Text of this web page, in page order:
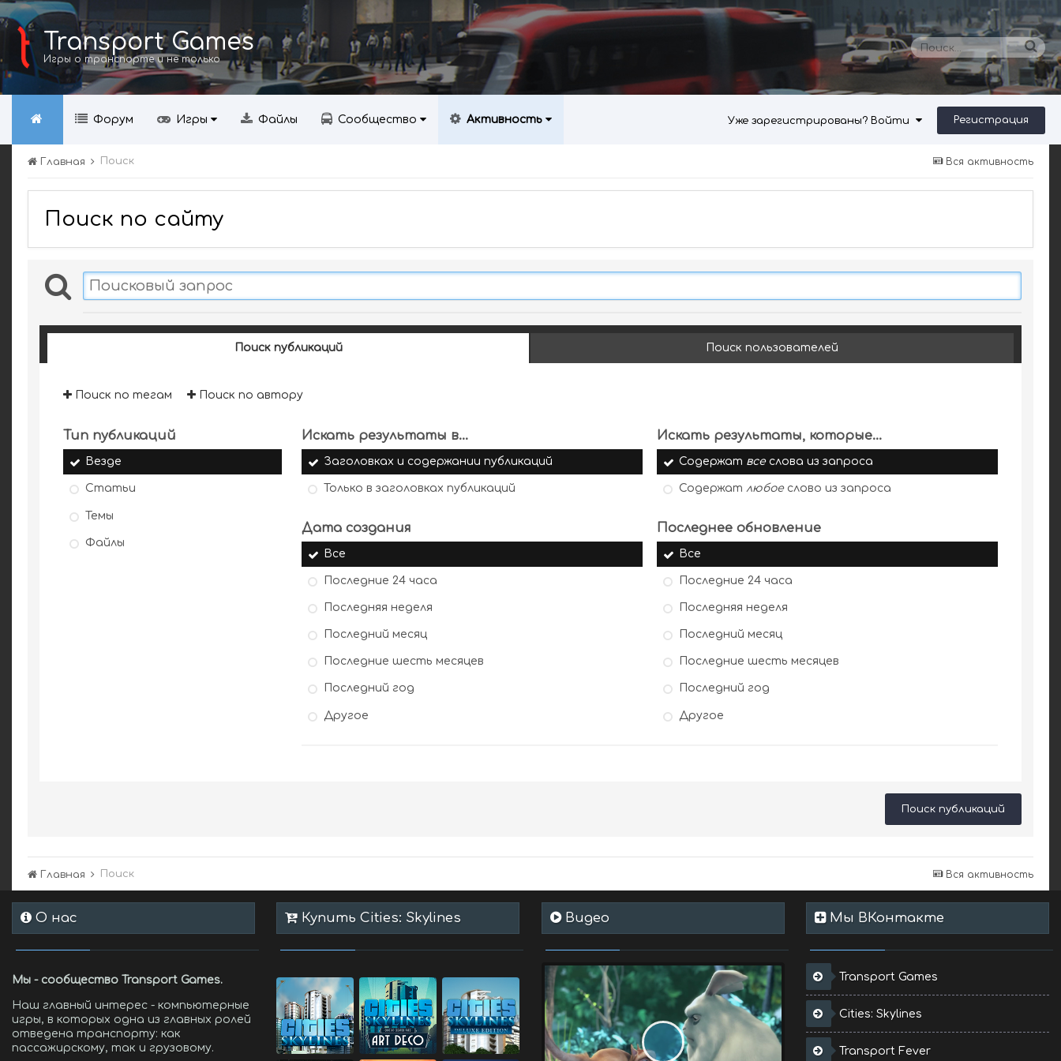
Transport Games
Игры о транспорте и не только
Уже зарегистрированы? Войти Регистрация
Форум Игры Файлы Сообщество Активность
Вся активность
Главная Поиск
Поиск по сайту
Поиск публикаций Поиск пользователей
Поиск по тегам Поиск по автору
Тип публикаций
Везде
Статьи
Темы
Файлы
Искать результаты в...
Заголовках и содержании публикаций
Только в заголовках публикаций
Искать результаты, которые...
Содержат всеслова из запроса
Содержатлюбоеслово из запроса
Дата создания
Все
Последние 24 часа
Последняя неделя
Последний месяц
Последние шесть месяцев
Последний год
Другое
Последнее обновление
Все
Последние 24 часа
Последняя неделя
Последний месяц
Последние шесть месяцев
Последний год
Другое
Поиск публикаций
Вся активность
Главная Поиск
О нас
Мы - сообщество Transport Games.
Наш главный интерес - компьютерные
игры, в которых одна из главных ролей
отведена транспорту: как
пассажирскому, так и грузовому.
Купить Cities: Skylines Видео Мы ВКонтакте
Transport Games
Cities: Skylines
Transport Fever